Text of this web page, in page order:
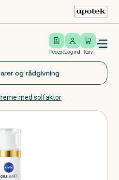
Recept
Log ind
Log ind Kurv
Open/close menu
med solfaktor